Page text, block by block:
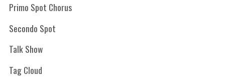
Primo Spot Chorus
Secondo Spot
Talk Show
Tag Cloud